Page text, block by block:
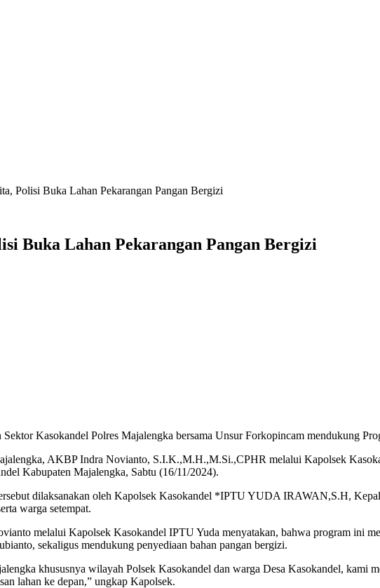
Polisi Buka Lahan Pekarangan Pangan Bergizi
Buka Lahan Pekarangan Pangan Bergizi
Kasokandel Polres Majalengka bersama Unsur Forkopincam mendukung
AKBP Indra Novianto, S.I.K.,M.H.,M.Si.,CPHR melalui Kapolsek
Kabupaten Majalengka, Sabtu (16/11/2024).
dilaksanakan oleh Kapolsek Kasokandel *IPTU YUDA IRAWAN,S.H,
warga setempat.
melalui Kapolsek Kasokandel IPTU Yuda menyatakan, bahwa program ini
sekaligus mendukung penyediaan bahan pangan bergizi.
khususnya wilayah Polsek Kasokandel dan warga Desa Kasokandel,
lahan ke depan,” ungkap Kapolsek.